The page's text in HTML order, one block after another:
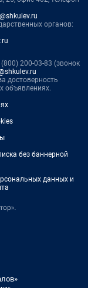
органов:
200-03-83 (звонок
достоверность
объявлениях.
без баннерной
данных и